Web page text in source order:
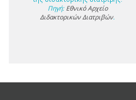
Πηγή: Εθνικό Αρχείο
Διδακτορικών Διατριβών.